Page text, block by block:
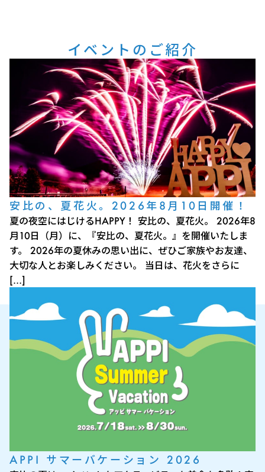
イベントのご紹介
安比の、夏花火。2026年8月10日開催！
夏の夜空にはじけるHAPPY！ 安比の、夏花火。 2026年8
月10日（月）に、『安比の、夏花火。』を開催いたしま
す。 2026年の夏休みの思い出に、ぜひご家族やお友達、
大切な人とお楽しみください。 当日は、花火をさらに
[…]
APPI サマーバケーション 2026